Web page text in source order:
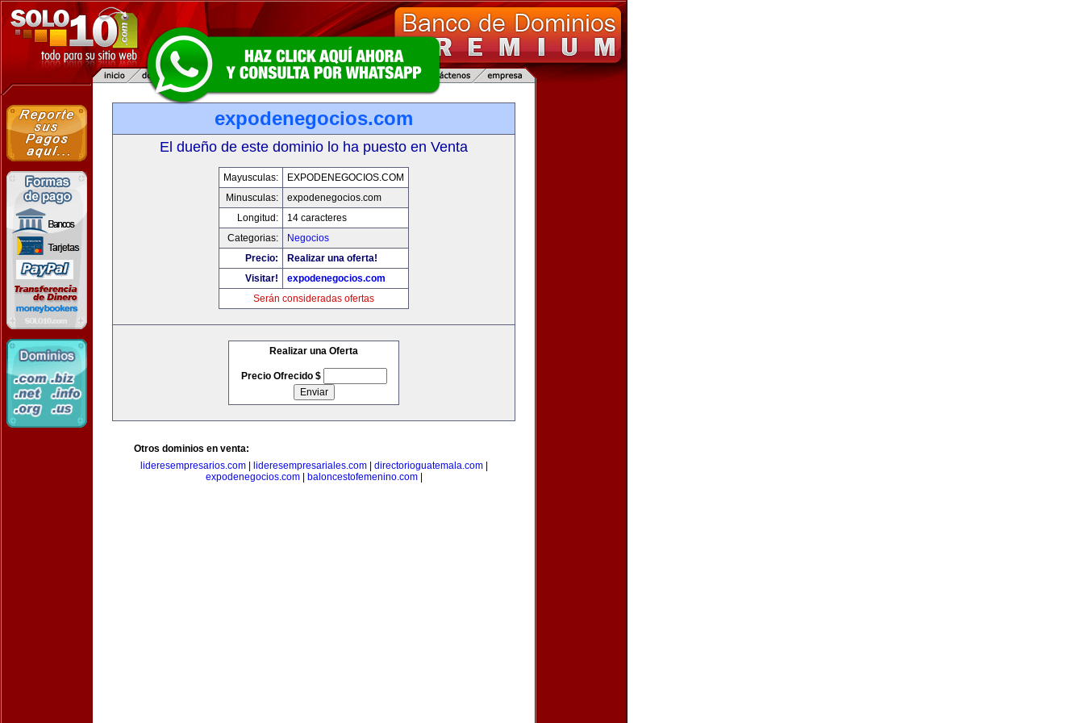
expodenegocios.com
El dueño de este dominio lo ha puesto en Venta
Mayusculas:
EXPODENEGOCIOS.COM
Minusculas:
expodenegocios.com
Longitud:
14 caracteres
Categorias:
Negocios
Precio:
Realizar una oferta!
Visitar!
expodenegocios.com
Serán consideradas ofertas
Realizar una Oferta
Precio Ofrecido $
Otros dominios en venta:
lideresempresarios.com| lideresempresariales.com| directorioguatemala.com|
expodenegocios.com| baloncestofemenino.com|